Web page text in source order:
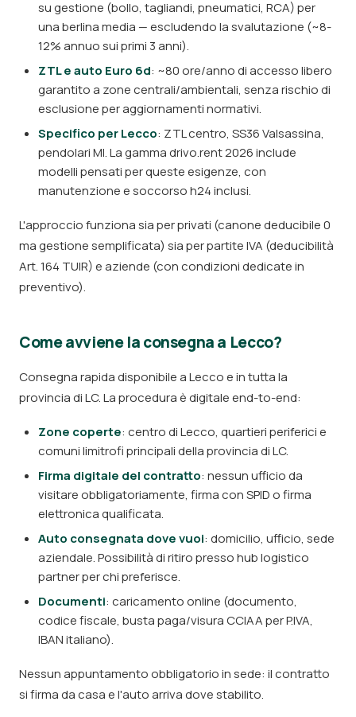
su gestione (bollo, tagliandi, pneumatici, RCA) per
una berlina media — escludendo la svalutazione (~8-
12% annuo sui primi 3 anni).
ZTL e auto Euro 6d: ~80 ore/anno di accesso libero
garantito a zone centrali/ambientali, senza rischio di
esclusione per aggiornamenti normativi.
Specifico per Lecco: ZTL centro, SS36 Valsassina,
pendolari MI. La gamma drivo.rent 2026 include
modelli pensati per queste esigenze, con
manutenzione e soccorso h24 inclusi.
L'approccio funziona sia per privati (canone deducibile 0
ma gestione semplificata) sia per partite IVA (deducibilità
Art. 164 TUIR) e aziende (con condizioni dedicate in
preventivo).
Come avviene la consegna a Lecco?
Consegna rapida disponibile a Lecco e in tutta la
provincia di LC. La procedura è digitale end-to-end:
Zone coperte: centro di Lecco, quartieri periferici e
comuni limitrofi principali della provincia di LC.
Firma digitale del contratto: nessun ufficio da
visitare obbligatoriamente, firma con SPID o firma
elettronica qualificata.
Auto consegnata dove vuoi: domicilio, ufficio, sede
aziendale. Possibilità di ritiro presso hub logistico
partner per chi preferisce.
Documenti: caricamento online (documento,
codice fiscale, busta paga/visura CCIAA per P.IVA,
IBAN italiano).
Nessun appuntamento obbligatorio in sede: il contratto
si firma da casa e l'auto arriva dove stabilito.